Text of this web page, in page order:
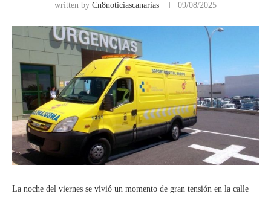
written by Cn8noticiascanarias 09/08/2025
La noche del viernes se vivió un momento de gran tensión en la calle